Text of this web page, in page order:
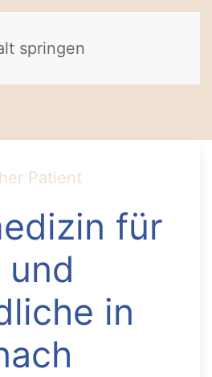
springen
für
und
in